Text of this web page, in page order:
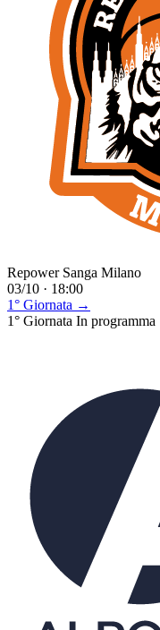
Repower Sanga Milano
03/10 · 18:00
1° Giornata →
1° Giornata In programma